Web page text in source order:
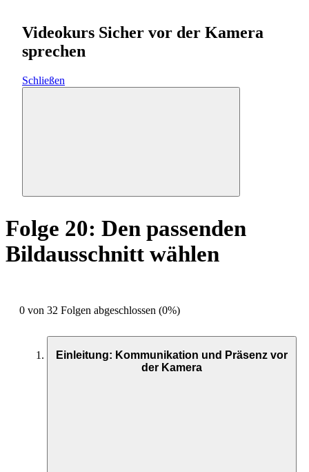
Videokurs Sicher vor der Kamera
sprechen
Schließen
Folge 20: Den passenden
Bildausschnitt wählen
0 von 32 Folgen abgeschlossen (0%)
Einleitung: Kommunikation und Präsenz vor
der Kamera